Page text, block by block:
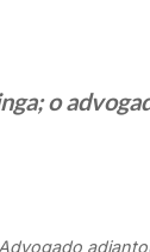
o
Advogado